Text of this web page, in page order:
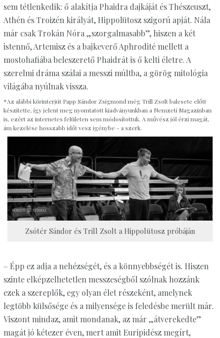
sem tétlenkedik: ő alakítja Phaidra dajkáját és Thészeuszt,
Athén és Troizén királyát, Hippolütosz szigorú apját. Nála
már csak Trokán Nóra „szorgalmasabb”, hiszen a két
istennő, Artemisz és a bajkeverő Aphrodité mellett a
mostohafiába beleszerető Phaidrát is ő kelti életre. A
szerelmi dráma szálai a messzi múltba, a görög mitológia
világába nyúlnak vissza.
*Az alábbi körinterjút Papp Sándor Zsigmond még Trill Zsolt balesete előtt
készítette, így jelent meg nyomtatott kiadványunkban a Nemzeti Magazinban
is, ezért az internetes felületen sem módosítottuk. A művész jól érzi magát,
ám kezelése hosszabb időt vesz igénybe - a szerk.
Zsótér Sándor és Trill Zsolt a Hippolütosz próbáján
– Épp ez adja a nehézségét, és a könnyebbségét is. Hiszen
szinte elképzelhetetlen messzeségből szólnak hozzánk
ezek a szereplők, egy olyan élet részeként, amelynek
legtöbb külsősége és a milyensége is feledésbe merült már.
Viszont mindaz, amit mondanak, az már „átverekedte”
magát jó kétezer éven, mert amit Euripidész megírt,